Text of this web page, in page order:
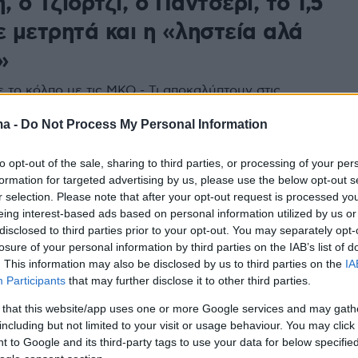
- Do Not Process My Personal Information
opt-out of the sale, sharing to third parties, or processing of your
for targeted advertising by us, please use the below opt-out
selection. Please note that after your opt-out request is processed
interest-based ads based on personal information utilized by us
to third parties prior to your opt-out. You may separately
of your personal information by third parties on the IAB’s list of
This information may also be disclosed by us to third parties on the
Participants that may further disclose it to other third parties.
that this website/app uses one or more Google services and may
but not limited to your visit or usage behaviour. You may
to Google and its third-party tags to use your data for below
μετρητά και η «ληστεία αλά
κόλπο με τις ΜΚΟ - Τι αποκαλύπτουν στις
για την πολυτέλεια και τα...
δικαιώματα ενώνουν την
Παντζέρι
είναι δικηγόρος με χλιδάτη ζωή η οποία
την προστασία των γυναικών που έχουν πέσει
7